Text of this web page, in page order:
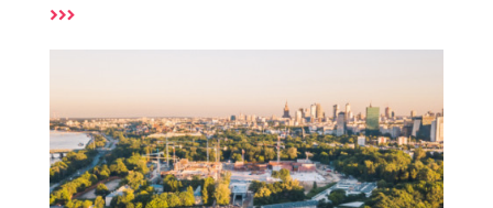
sprawdzić działkę i na co zwrócić uwagę podczas